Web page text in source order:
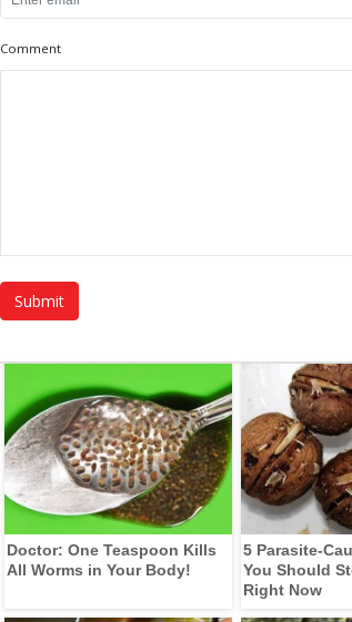
Comment
Doctor: One Teaspoon Kills
All Worms in Your Body!
5 Parasite-
You Should
Right Now